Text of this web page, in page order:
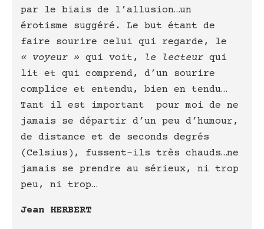
par le biais de l’allusion…un
érotisme suggéré. Le but étant de
faire sourire celui qui regarde, le
« voyeur » qui voit, le lecteur qui
lit et qui comprend, d’un sourire
complice et entendu, bien en tendu…
Tant il est important pour moi de ne
jamais se départir d’un peu d’humour,
de distance et de seconds degrés
(Celsius), fussent-ils très chauds…ne
jamais se prendre au sérieux, ni trop
peu, ni trop…
Jean HERBERT